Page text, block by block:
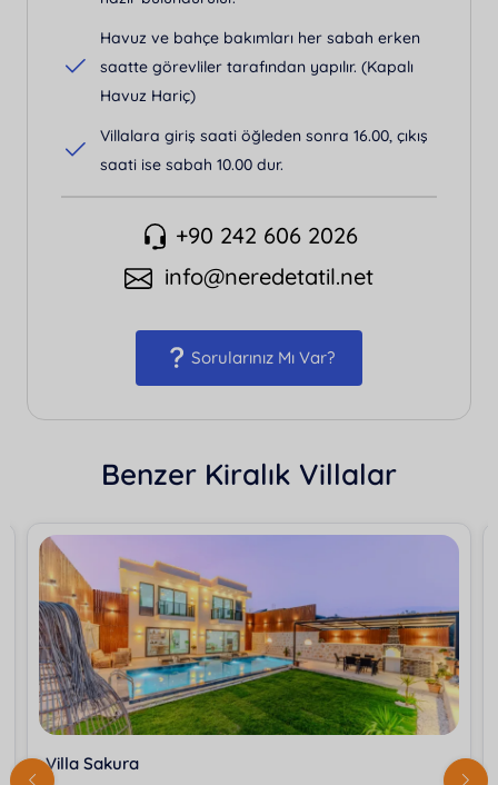
Havuz ve bahçe bakımları her sabah erken
saatte görevliler tarafından yapılır. (Kapalı
Havuz Hariç)
Villalara giriş saati öğleden sonra 16.00, çıkış
saati ise sabah 10.00 dur.
+90 242 606 2026
info@neredetatil.net
Sorularınız Mı Var?
Benzer Kiralık Villalar
Villa Sakura